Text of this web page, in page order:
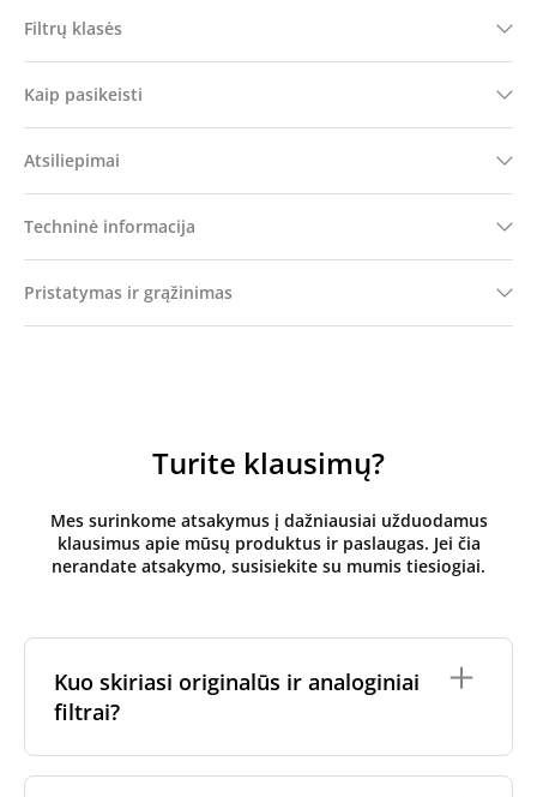
Filtrų klasės
Kaip pasikeisti
Atsiliepimai
Techninė informacija
Pristatymas ir grąžinimas
Turite klausimų?
Mes surinkome atsakymus į dažniausiai užduodamus
klausimus apie mūsų produktus ir paslaugas. Jei čia
nerandate atsakymo, susisiekite su mumis tiesiogiai.
Kuo skiriasi originalūs ir analoginiai
filtrai?